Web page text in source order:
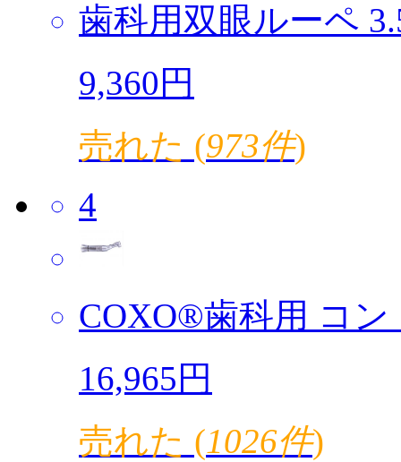
歯科用双眼ルーペ
9,360円
売れた (973件)
4
COXO®歯科用 コン
16,965円
売れた (1026件)